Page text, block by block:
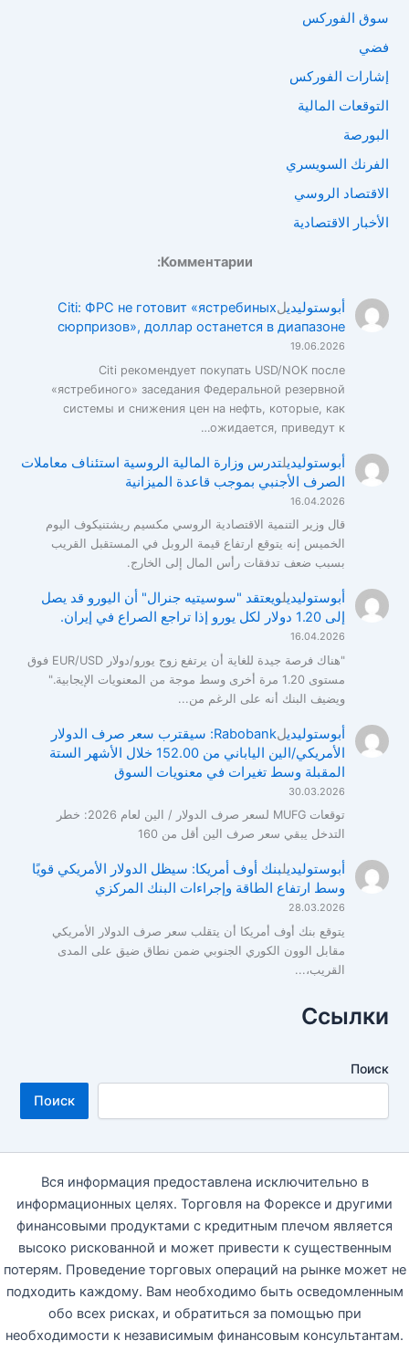
سوق الفوركس
فضي
إشارات الفوركس
التوقعات المالية
البورصة
الفرنك السويسري
الاقتصاد الروسي
الأخبار الاقتصادية
Комментарии:
أبوستوليديلCiti: ФРС не готовит «ястребиных
сюрпризов», доллар останется в диапазоне
19.06.2026
Citi рекомендует покупать USD/NOK после
«ястребиного» заседания Федеральной резервной
системы и снижения цен на нефть, которые, как
ожидается, приведут к…
أبوستوليديلتدرس وزارة المالية الروسية استئناف معاملات
الصرف الأجنبي بموجب قاعدة الميزانية
16.04.2026
قال وزير التنمية الاقتصادية الروسي مكسيم ريشتنيكوف اليوم
الخميس إنه يتوقع ارتفاع قيمة الروبل في المستقبل القريب
بسبب ضعف تدفقات رأس المال إلى الخارج.
أبوستوليديلويعتقد "سوسيتيه جنرال" أن اليورو قد يصل
إلى 1.20 دولار لكل يورو إذا تراجع الصراع في إيران.
16.04.2026
"هناك فرصة جيدة للغاية أن يرتفع زوج يورو/دولار EUR/USD فوق
مستوى 1.20 مرة أخرى وسط موجة من المعنويات الإيجابية."
ويضيف البنك أنه على الرغم من...
أبوستوليديل
Rabobank: سيقترب سعر صرف الدولار
الأمريكي/الين الياباني من 152.00 خلال الأشهر الستة
المقبلة وسط تغيرات في معنويات السوق
30.03.2026
توقعات MUFG لسعر صرف الدولار / الين لعام 2026: خطر
التدخل يبقي سعر صرف الين أقل من 160
أبوستوليديلبنك أوف أمريكا: سيظل الدولار الأمريكي قويًا
وسط ارتفاع الطاقة وإجراءات البنك المركزي
28.03.2026
يتوقع بنك أوف أمريكا أن يتقلب سعر صرف الدولار الأمريكي
مقابل الوون الكوري الجنوبي ضمن نطاق ضيق على المدى
القريب،...
Ссылки
Поиск
Поиск
Вся информация предоставлена исключительно в
информационных целях. Торговля на Форексе и другими
финансовыми продуктами с кредитным плечом является
высоко рискованной и может привести к существенным
потерям. Проведение торговых операций на рынке может не
подходить каждому. Вам необходимо быть осведомленным
обо всех рисках, и обратиться за помощью при
необходимости к независимым финансовым консультантам.